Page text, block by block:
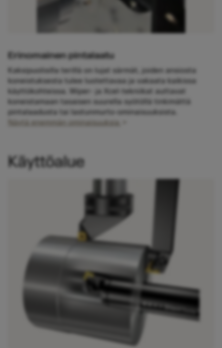
Erinomainen pintalaatu
Kaksipuolisilla terillä on lujat särmät, joiden ansiosta
koneistuksesta tulee luotettavaa ja vakaata kaikissa
käyttökohteissa. Wiper- ja Xcel-tekniikat auttavat
koneistamaan tasaisen suurella syötöllä tinkimättä
pintalaadusta tai lastunmurto-ominaisuuksista.
Näytä enemmän ominaisuuksia
Optimointimahdollisuus värinävaimennetuilla
Silent Tools™ ‑ratkaisuilla
Vakaa ja luotettava kiinnitys
Käyttöalue